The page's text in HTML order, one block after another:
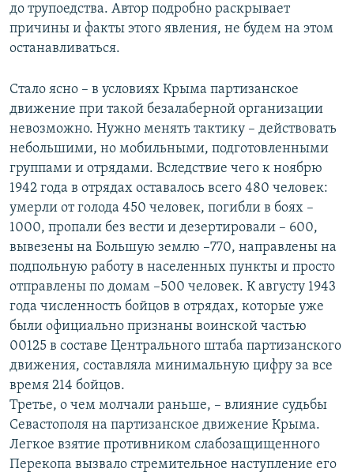
до трупоедства. Автор подробно раскрывает
причины и факты этого явления, не будем на этом
останавливаться.
Стало ясно – в условиях Крыма партизанское
движение при такой безалаберной организации
невозможно. Нужно менять тактику – действовать
небольшими, но мобильными, подготовленными
группами и отрядами. Вследствие чего к ноябрю
1942 года в отрядах оставалось всего 480 человек:
умерли от голода 450 человек, погибли в боях –
1000, пропали без вести и дезертировали – 600,
вывезены на Большую землю –770, направлены на
подпольную работу в населенных пункты и просто
отправлены по домам –500 человек. К августу 1943
года численность бойцов в отрядах, которые уже
были официально признаны воинской частью
00125 в составе Центрального штаба партизанского
движения, составляла минимальную цифру за все
время 214 бойцов.
Третье, о чем молчали раньше, – влияние судьбы
Севастополя на партизанское движение Крыма.
Легкое взятие противником слабозащищенного
Перекопа вызвало стремительное наступление его